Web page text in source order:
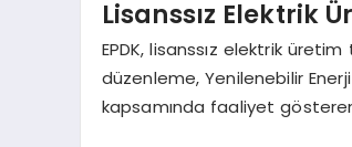
Lisanssız Elektrik
EPDK, lisanssız elektrik
düzenleme, Yenilenebilir Enerji
kapsamında faaliyet